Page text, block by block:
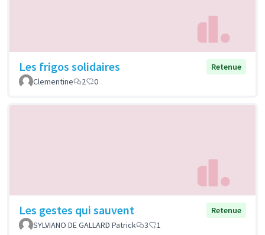
Les frigos solidaires
Retenue
Clementine
2 0
Les gestes qui sauvent
Retenue
SYLVIANO DE GALLARD Patrick
3 1